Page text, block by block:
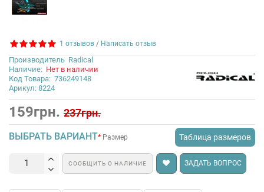
1 отзывов / Написать отзыв
Производитель Radical
Наличие: Нет в наличии
Код Товара: 736249148
Арикул: 8224
159грн. 237грн.
ВЫБРАТЬ ВАРИАНТ Таблица размеров
Размер
СООБЩИТЬ О НАЛИЧИЕ ЗАДАТЬ ВОПРОС